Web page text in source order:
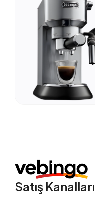
Satış Kanalları